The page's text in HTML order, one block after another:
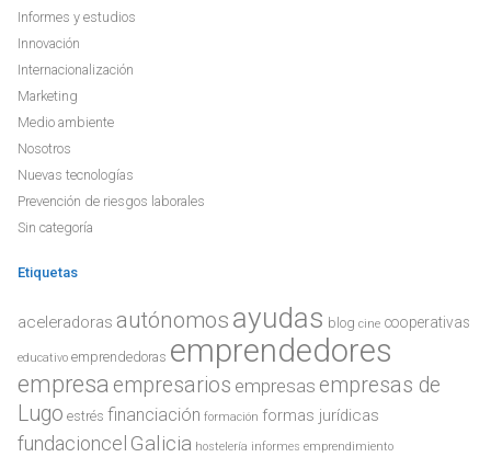
Informes y estudios
Innovación
Internacionalización
Marketing
Medio ambiente
Nosotros
Nuevas tecnologías
Prevención de riesgos laborales
Sin categoría
Etiquetas
aceleradoras autónomos ayudas blog cine cooperativas
educativo emprendedoras emprendedores
empresa empresarios empresas empresas de
Lugo estrés financiación formación formas jurídicas
fundacioncel Galicia hostelería informes emprendimiento